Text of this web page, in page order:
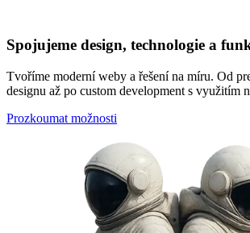
Spojujeme design, technologie a
Tvoříme moderní weby a řešení na míru. Od
designu až po custom development s využitím
Prozkoumat možnosti